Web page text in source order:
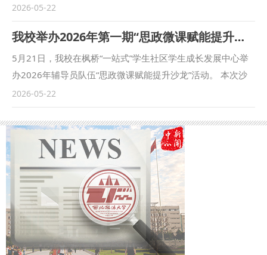
5月24日8:30至12:00
席并宣布活动开幕。近600名离退休教职工和社区居民齐聚现
场，共赴趣味运动之约，共绘邻里和睦画卷。 本次活动立足
趣味健身、心理赋能、邻里共治三大理念，充分兼顾老年、青
年、少年儿童不同群体的活动需求与身心特点，精心策划推出
稳步前行、巧手拈珠、心灵五指图等19项特色文体互动项目。
活动集趣味玩乐、健体强身、心理疏导、协作互动于一体，让
居民在轻松欢乐的氛围中强身健体、舒缓身心，真正实现运动
健身与心灵滋养相融，个人比拼与邻里协作并举。社区特邀兵
器工业总医院等多家单位开展免费健康义诊、应急救护知识宣
讲、居家安全知识普及等暖心便民服务，将实用知识与贴心关
怀送到居民家门口，切实提升辖区群众的幸福感、获得感与安
全感。 雁塔区红十字会、长延堡街道办事处和我校离退休管
理处、后勤保障处、保卫处、法治学院 法律硕士教育学院、
社区等单位负责人参加了活动。 （供稿：社区 离退休管理处
撰稿：王玮 审核：金山）
2026-05-22
我校举办2026年第一期“思政微课赋能提升沙龙”活动
5月21日，我校在枫桥“一站式”学生社区学生成长发展中心举
办2026年辅导员队伍“思政微课赋能提升沙龙”活动。 本次沙
龙紧扣“小切口、深挖掘、强共鸣、易传播”的网络思政创作原
则，结合“Z世代”学生思想动态特征和学生管理实际，聚焦思
政微课的内容架构、选题立意、传播实效等创作难点展开交流
研讨。与会辅导员结合自身微课作品围绕夯实网络育人阵地、
创新教育载体形式、防范网络舆情等工作内容，积极探讨如何
打造思政微课品牌IP与创新内容多元范式的具体做法和实践经
验。 （供稿：学工部 撰稿：余瑞 审核：蒋国纲）
2026-05-22